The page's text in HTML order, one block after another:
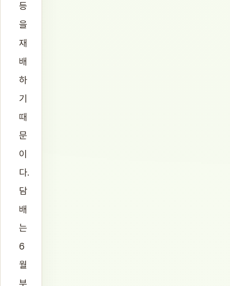
등
을
재
배
하
기
때
문
이
다.
담
배
는
6
월
부